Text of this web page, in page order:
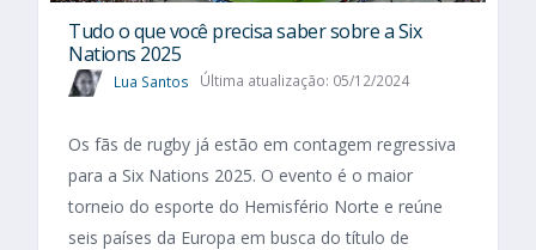
Tudo o que você precisa saber sobre a Six
Nations 2025​
Lua Santos Última atualização: 05/12/2024
Os fãs de rugby já estão em contagem regressiva
para a Six Nations 2025. O evento é o maior
torneio do esporte do Hemisfério Norte e reúne
seis países da Europa em busca do título de